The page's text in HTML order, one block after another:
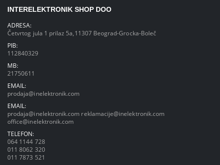
INTERELEKTRONIK SHOP DOO
ADRESA:
Četvrtog jula 1 prilaz 5a,11307 Beograd-Grocka-Boleč
PIB:
112840329
MB:
21750611
EMAIL:
prodaja@inelektronik.com
EMAIL:
prodaja@inelektronik.com reklamacije@inelektronik.com
office@inelektronik.com
TELEFON:
064 1144 728
011 8062 320
011 7873 521